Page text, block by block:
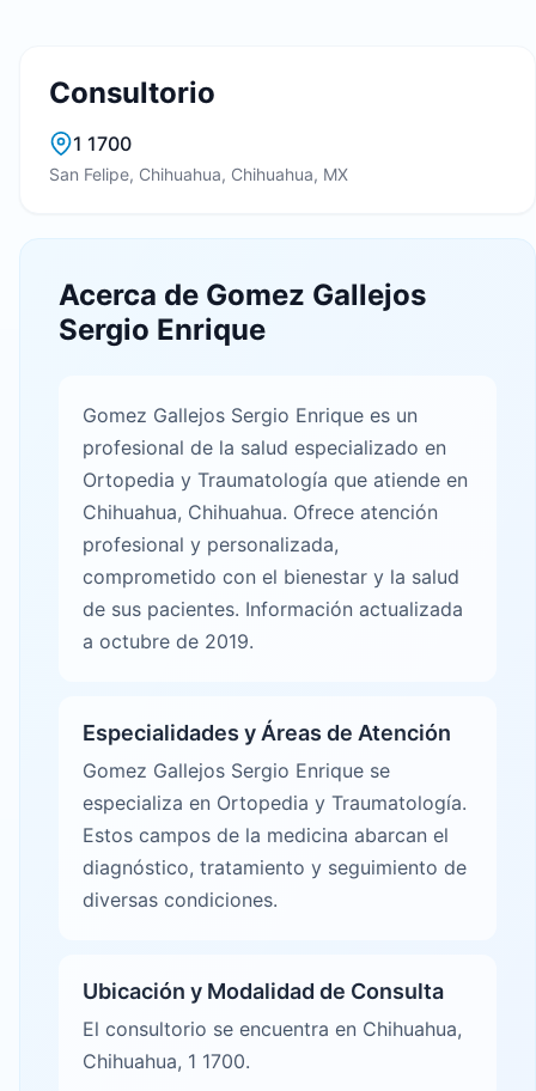
Consultorio
1 1700
San Felipe, Chihuahua, Chihuahua, MX
Acerca de Gomez Gallejos
Sergio Enrique
Gomez Gallejos Sergio Enrique es un
profesional de la salud especializado en
Ortopedia y Traumatología que atiende en
Chihuahua, Chihuahua. Ofrece atención
profesional y personalizada,
comprometido con el bienestar y la salud
de sus pacientes. Información actualizada
a octubre de 2019.
Especialidades y Áreas de Atención
Gomez Gallejos Sergio Enrique se
especializa en Ortopedia y Traumatología.
Estos campos de la medicina abarcan el
diagnóstico, tratamiento y seguimiento de
diversas condiciones.
Ubicación y Modalidad de Consulta
El consultorio se encuentra en Chihuahua,
Chihuahua, 1 1700.